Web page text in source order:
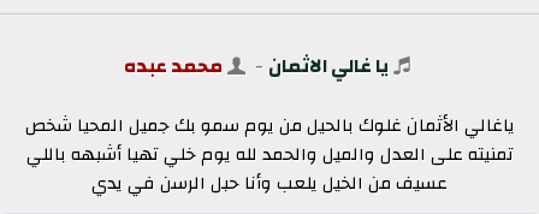
يا غالي الاثمان - محمد عبده
ياغالي الأثمان غلوك بالحيل من يوم سمو بك جميل المحيا شخص
تمنيته على العدل والميل والحمد لله يوم خلي تهيا أشبهه باللي
عسيف من الخيل يلعب وأنا حبل الرسن في يدي